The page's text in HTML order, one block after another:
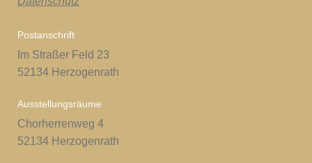
Postanschrift
Im Straßer Feld 23
52134 Herzogenrath
Ausstellungsräume
Chorherrenweg 4
52134 Herzogenrath